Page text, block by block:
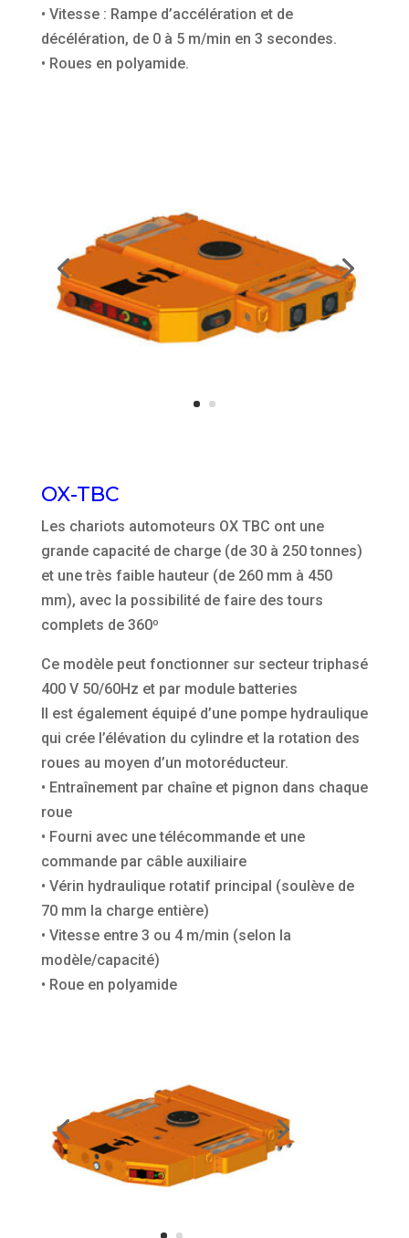
• Vitesse : Rampe d’accélération et de
décélération, de 0 à 5 m/min en 3 secondes.
• Roues en polyamide.
OX-TBC
Les chariots automoteurs OX TBC ont une
grande capacité de charge (de 30 à 250 tonnes)
et une très faible hauteur (de 260 mm à 450
mm), avec la possibilité de faire des tours
complets de 360º
Ce modèle peut fonctionner sur secteur triphasé
400 V 50/60Hz et par module batteries
Il est également équipé d’une pompe hydraulique
qui crée l’élévation du cylindre et la rotation des
roues au moyen d’un motoréducteur.
• Entraînement par chaîne et pignon dans chaque
roue
• Fourni avec une télécommande et une
commande par câble auxiliaire
• Vérin hydraulique rotatif principal (soulève de
70 mm la charge entière)
• Vitesse entre 3 ou 4 m/min (selon la
modèle/capacité)
• Roue en polyamide